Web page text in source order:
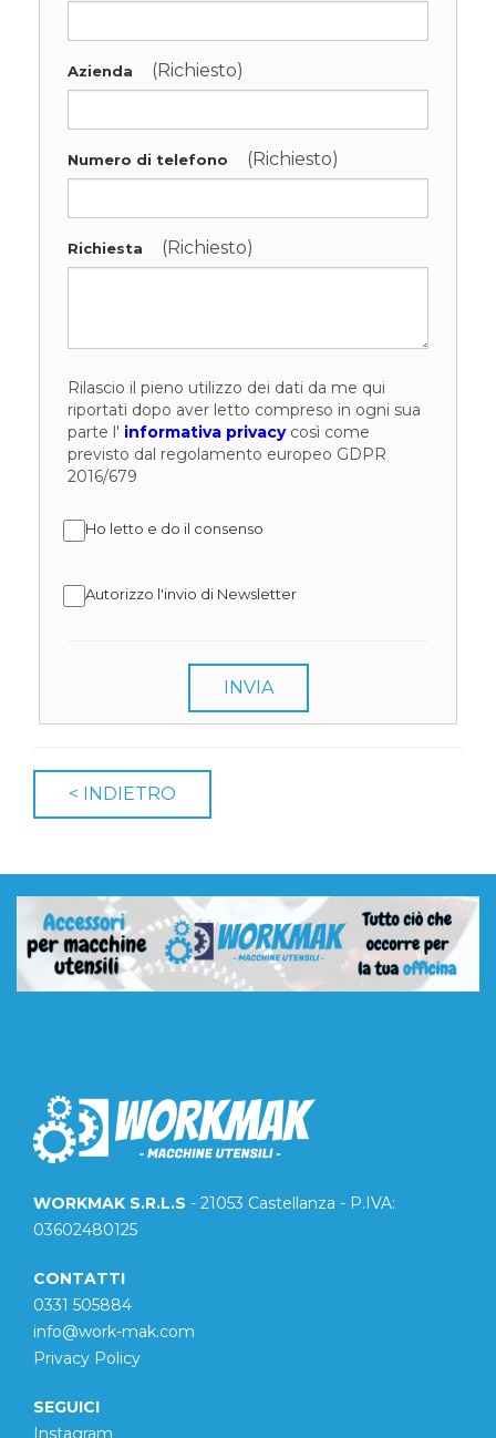
Azienda (Richiesto)
Numero di telefono (Richiesto)
Richiesta (Richiesto)
Rilascio il pieno utilizzo dei dati da me qui
riportati dopo aver letto compreso in ogni sua
parte l' informativa privacycosì come
previsto dal regolamento europeo GDPR
2016/679
Ho letto e do il consenso
Autorizzo l'invio di Newsletter
INVIA
WORKMAK S.R.L.S - 21053 Castellanza - P.IVA:
03602480125
CONTATTI
0331 505884
info@work-mak.com
Privacy Policy
SEGUICI
Instagram